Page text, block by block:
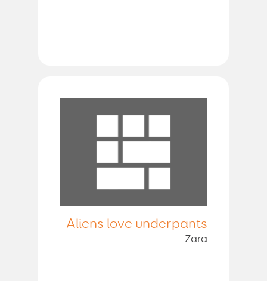
Aliens love underpants
Zara